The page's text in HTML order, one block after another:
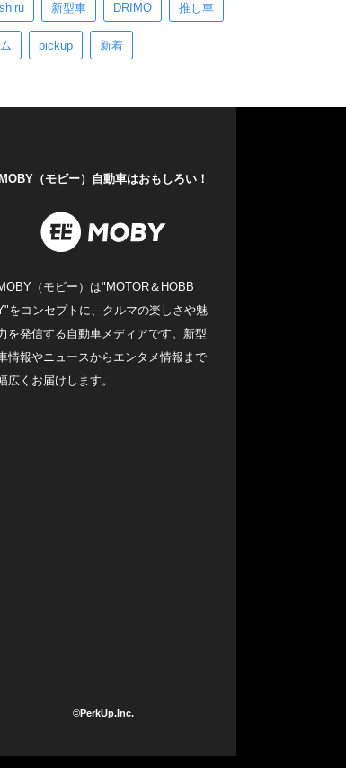
新型車 DRIMO 推し車
pickup 新着
MOBY（モビー）自動車はおもしろい！
（モビー）は"MOTOR＆HOBB
をコンセプトに、クルマの楽しさや魅
を発信する自動車メディアです。新型
情報やニュースからエンタメ情報まで
広くお届けします。
©PerkUp.Inc.